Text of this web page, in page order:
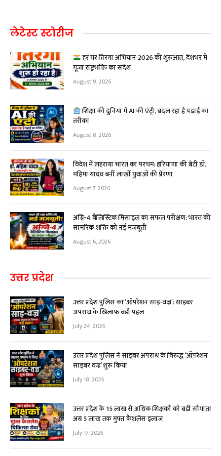
लेटेस्ट स्टोरीज
हर घर तिरंगा अभियान 2026 की शुरुआत, देशभर में
गूंजा राष्ट्रभक्ति का संदेश
August 9, 2026
शिक्षा की दुनिया में AI की एंट्री, बदल रहा है पढ़ाई का
तरीका
August 8, 2026
विदेश में लहराया भारत का परचम: हरियाणा की बेटी डॉ.
महिमा यादव बनीं लाखों युवाओं की प्रेरणा
August 7, 2026
अग्नि-4 बैलिस्टिक मिसाइल का सफल परीक्षण: भारत की
सामरिक शक्ति को नई मजबूती
August 6, 2026
उत्तर प्रदेश
उत्तर प्रदेश पुलिस का ‘ऑपरेशन साइ-वज्र’: साइबर
अपराध के खिलाफ बड़ी पहल
July 24, 2026
उत्तर प्रदेश पुलिस ने साइबर अपराध के विरुद्ध ‘ऑपरेशन
साइबर वज्र’ शुरू किया
July 18, 2026
उत्तर प्रदेश के 15 लाख से अधिक शिक्षकों को बड़ी सौगात!
अब ₹5 लाख तक मुफ्त कैशलेस इलाज
July 17, 2026